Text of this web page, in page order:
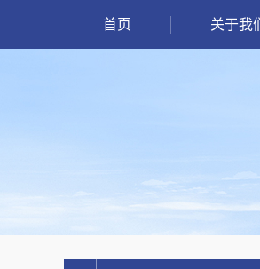
首页 关于我们